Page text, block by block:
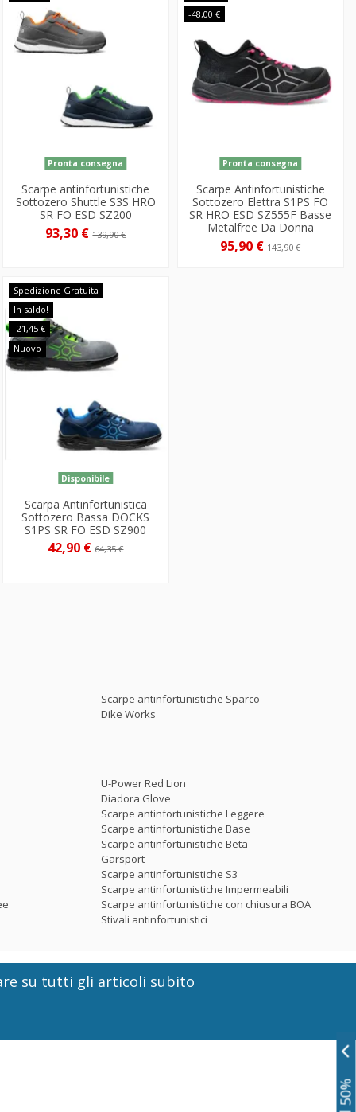
Pronta consegna
Scarpe antinfortunistiche
Sottozero Shuttle S3S HRO
SR FO ESD SZ200
93,30 €139,90 €
-48,00 €
Pronta consegna
Scarpe Antinfortunistiche
Sottozero Elettra S1PS FO
SR HRO ESD SZ555F Basse
Metalfree Da Donna
95,90 €143,90 €
Spedizione Gratuita
In saldo!
-21,45 €
Nuovo
Disponibile
Scarpa Antinfortunistica
Sottozero Bassa DOCKS
S1PS SR FO ESD SZ900
42,90 €64,35 €
Scarpe antinfortunistiche Sparco
Dike Works
U-Power Red Lion
Diadora Glove
Scarpe antinfortunistiche Leggere
Scarpe antinfortunistiche Base
Scarpe antinfortunistiche Beta
Garsport
Scarpe antinfortunistiche S3
Scarpe antinfortunistiche Impermeabili
Scarpe antinfortunistiche con chiusura BOA
Stivali antinfortunistici
su tutti gli articoli subito